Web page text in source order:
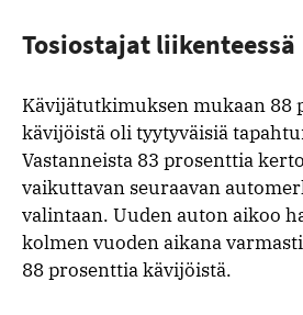
Tosiostajat liikenteessä
Kävijätutkimuksen mukaan 88
kävijöistä oli tyytyväisiä
Vastanneista 83 prosenttia
vaikuttavan seuraavan
valintaan. Uuden auton aikoo
kolmen vuoden aikana
88 prosenttia kävijöistä.